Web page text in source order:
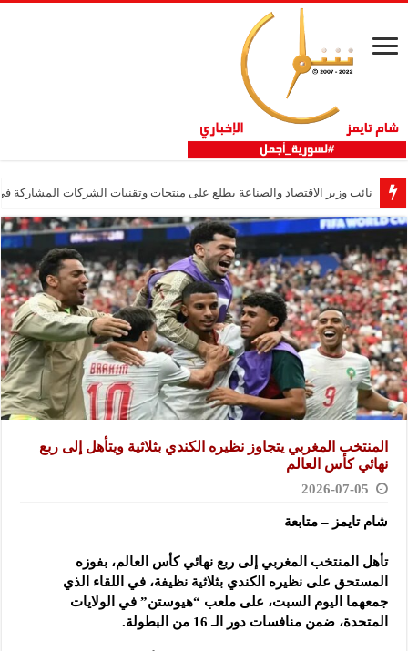
نائب وزير الاقتصاد والصناعة يطلع على منتجات وتقنيات الشركات المشاركة في
المنتخب المغربي يتجاوز نظيره الكندي بثلاثية ويتأهل إلى ربع
نهائي كأس العالم
2026-07-05
شام تايمز – متابعة
تأهل المنتخب المغربي إلى ربع نهائي كأس العالم، بفوزه
المستحق على نظيره الكندي بثلاثية نظيفة، في اللقاء الذي
جمعهما اليوم السبت، على ملعب “هيوستن” في الولايات
المتحدة، ضمن منافسات دور الـ 16 من البطولة.